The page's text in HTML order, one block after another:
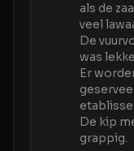
als de
veel
De
was
Er
De kip
grappig.